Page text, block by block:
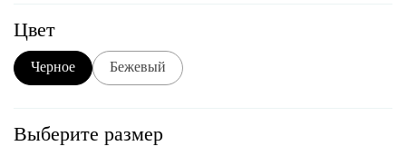
Цвет
Черное Бежевый
Выберите размер